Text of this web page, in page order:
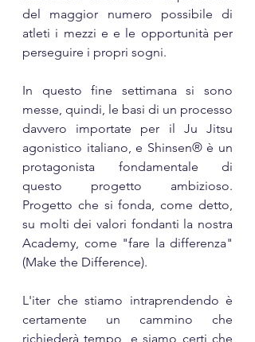
del maggior numero possibile di
atleti i mezzi e e le opportunità per
perseguire i propri sogni.
In questo fine settimana si sono
messe, quindi, le basi di un processo
davvero importate per il Ju Jitsu
agonistico italiano, e Shinsen® è un
protagonista fondamentale di
questo progetto ambizioso.
Progetto che si fonda, come detto,
su molti dei valori fondanti la nostra
Academy, come "fare la differenza"
(Make the Difference).
L'iter che stiamo intraprendendo è
certamente un cammino che
richiederà tempo, e siamo certi che